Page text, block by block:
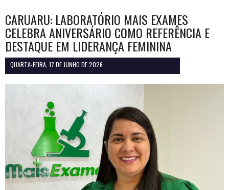
CARUARU: LABORATÓRIO MAIS EXAMES
CELEBRA ANIVERSÁRIO COMO REFERÊNCIA E
DESTAQUE EM LIDERANÇA FEMININA
QUARTA-FEIRA, 17 DE JUNHO DE 2026